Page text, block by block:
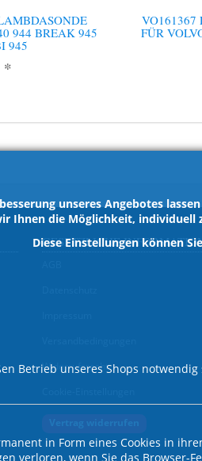
unseres Angebotes
Ihnen die Möglichkeit,
Diese Einstellungen können
Betrieb unseres Shops notwendig
in Form eines Cookies in
verloren, wenn Sie das Browser-
944 BREAK 945
945
*
VO161367
FÜR
GESETZLICHE
Widerrufsrecht